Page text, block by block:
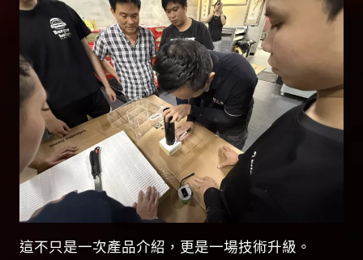
這不只是一次產品介紹，更是一場技術升級。